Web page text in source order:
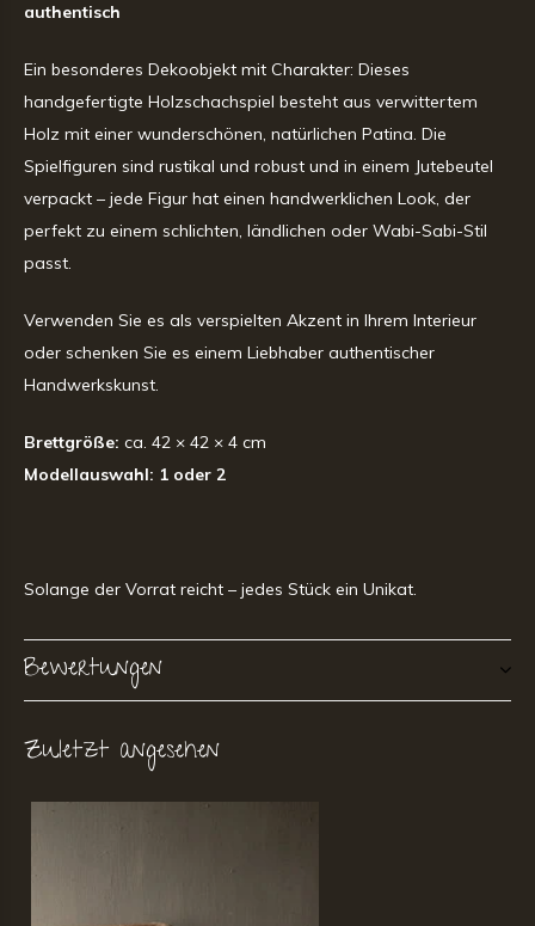
authentisch
Ein besonderes Dekoobjekt mit Charakter: Dieses
handgefertigte Holzschachspiel besteht aus verwittertem
Holz mit einer wunderschönen, natürlichen Patina. Die
Spielfiguren sind rustikal und robust und in einem Jutebeutel
verpackt – jede Figur hat einen handwerklichen Look, der
perfekt zu einem schlichten, ländlichen oder Wabi-Sabi-Stil
passt.
Verwenden Sie es als verspielten Akzent in Ihrem Interieur
oder schenken Sie es einem Liebhaber authentischer
Handwerkskunst.
Brettgröße: ca. 42 × 42 × 4 cm
Modellauswahl: 1 oder 2
Solange der Vorrat reicht – jedes Stück ein Unikat.
Bewertungen
Zuletzt angesehen